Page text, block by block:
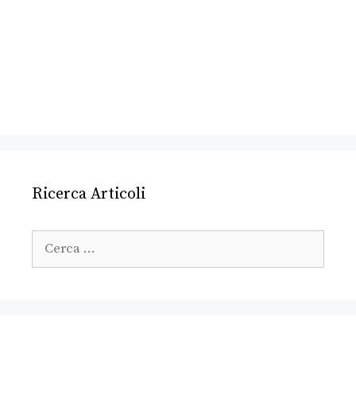
Ricerca Articoli